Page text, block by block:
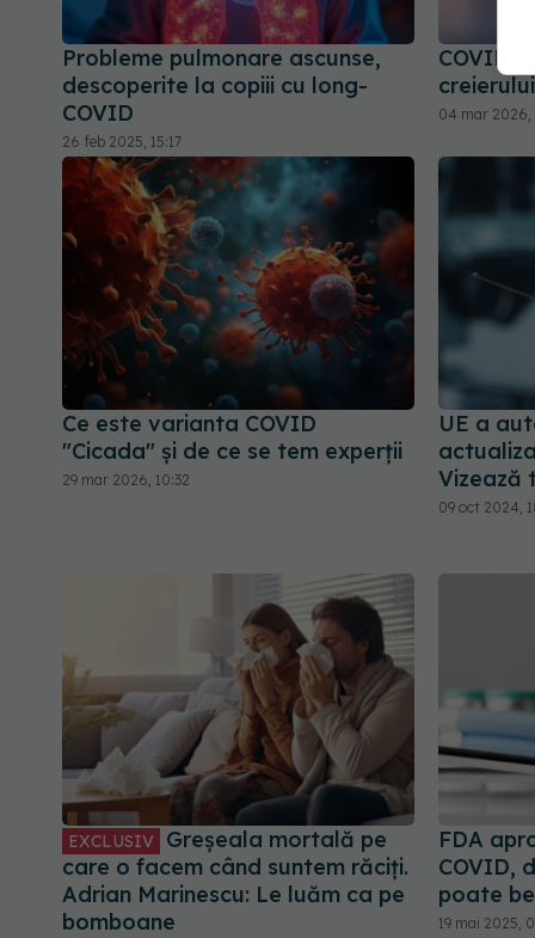
Probleme pulmonare ascunse,
descoperite la copiii cu long-
COVID
26 feb 2025, 15:17
COVID,
creierului
04 mar 2026,
Ce este varianta COVID
"Cicada" și de ce se tem experții
29 mar 2026, 10:32
UE a
Vizează
09 oct 2024,
EXCLUSIV
Greșeala mortală pe
care o facem când suntem răciți.
Adrian Marinescu: Le luăm ca pe
bomboane
FDA
COVID,
poate
19 mai 2025,